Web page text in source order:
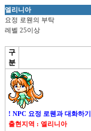
엘리니아
요정 로웬의 부탁
레벨 25이상
구
분
! NPC 요정 로웬과 대화하기
출현지역 : 엘리니아